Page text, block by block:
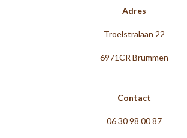
Adres
Troelstralaan 22
6971CR Brummen
Contact
06 30 98 00 87